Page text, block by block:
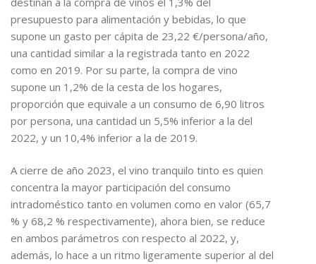
presupuesto para alimentación y bebidas, lo que
supone un gasto per cápita de 23,22 €/persona/año,
una cantidad similar a la registrada tanto en 2022
como en 2019. Por su parte, la compra de vino
supone un 1,2% de la cesta de los hogares,
proporción que equivale a un consumo de 6,90 litros
por persona, una cantidad un 5,5% inferior a la del
2022, y un 10,4% inferior a la de 2019.
A cierre de año 2023, el vino tranquilo tinto es quien
concentra la mayor participación del consumo
intradoméstico tanto en volumen como en valor (65,7
% y 68,2 % respectivamente), ahora bien, se reduce
en ambos parámetros con respecto al 2022, y,
además, lo hace a un ritmo ligeramente superior al del